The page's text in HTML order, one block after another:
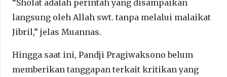
“Sholat adalah perintah yang disampaikan
langsung oleh Allah swt. tanpa melalui malaikat
Jibril,” jelas Muannas.
Hingga saat ini, Pandji Pragiwaksono belum
memberikan tanggapan terkait kritikan yang